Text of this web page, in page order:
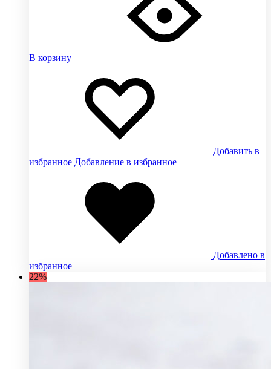
В корзину
Добавить в
избранное Добавление в избранное
Добавлено в
избранное
22%